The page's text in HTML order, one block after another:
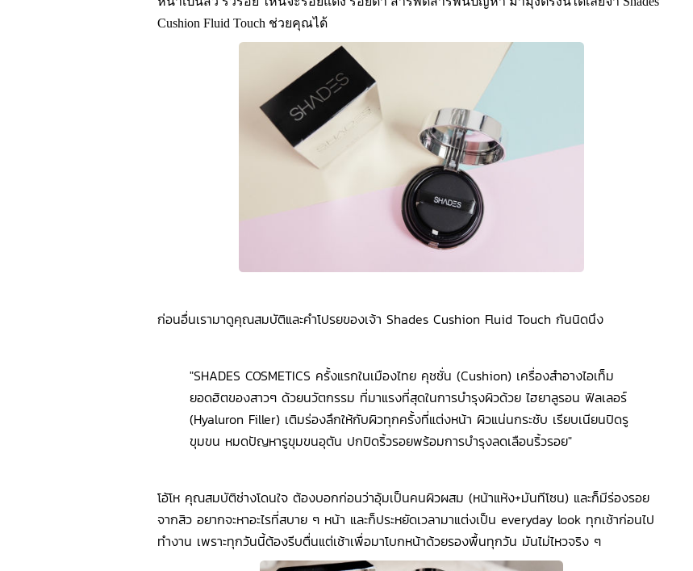
Cushion Fluid Touch ช่วยคุณได้
ก่อนอื่นเรามาดูคุณสมบัติและคำโปรยของเจ้า Shades Cushion Fluid Touch กันนิดนึง
"SHADES COSMETICS ครั้งแรกในเมืองไทย คุชชั่น (Cushion) เครื่องสำอางไอเท็ม
ยอดฮิตของสาวๆ ด้วยนวัตกรรม ที่มาแรงที่สุดในการบำรุงผิวด้วย ไฮยาลูรอน ฟิลเลอร์
(Hyaluron Filler) เติมร่องลึกให้กับผิวทุกครั้งที่แต่งหน้า ผิวแน่นกระชับ เรียบเนียนปิดรู
ขุมขน หมดปัญหารูขุมขนอุตัน ปกปิดริ้วรอยพร้อมการบำรุงลดเลือนริ้วรอย"
โอ้โห คุณสมบัติช่างโดนใจ ต้องบอกก่อนว่าอุ้มเป็นคนผิวผสม (หน้าแห้ง+มันทีโซน) และก็มีร่องรอย
จากสิว อยากจะหาอะไรที่สบาย ๆ หน้า และก็ประหยัดเวลามาแต่งเป็น everyday look ทุกเช้าก่อนไป
ทำงาน เพราะทุกวันนี้ต้องรีบตื่นแต่เช้าเพื่อมาโบกหน้าด้วยรองพื้นทุกวัน มันไม่ไหวจริง ๆ